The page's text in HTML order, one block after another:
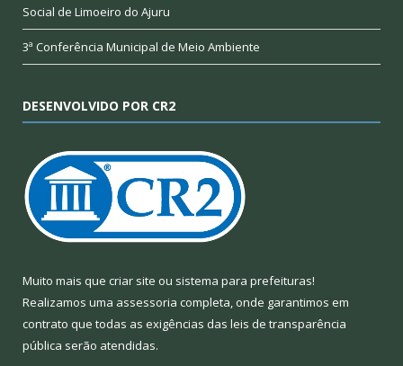
Social de Limoeiro do Ajuru
3ª Conferência Municipal de Meio Ambiente
DESENVOLVIDO POR CR2
Muito mais que criar site ou sistema para prefeituras!
Realizamos uma assessoria completa, onde garantimos em
contrato que todas as exigências das leis de transparência
pública serão atendidas.